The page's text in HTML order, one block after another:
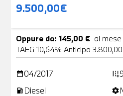
9.500,00€
Oppure da: 145,00 € al
TAEG 10,64% Anticipo
date_range04/2017 add_road
local_gas_station Diesel settings